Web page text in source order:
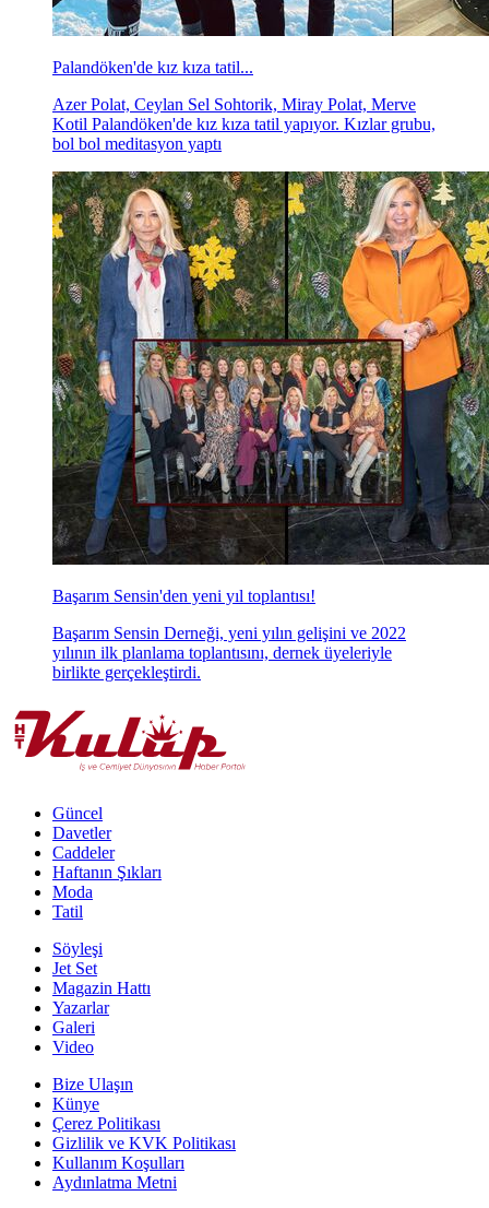
Palandöken'de kız kıza tatil...
Azer Polat, Ceylan Sel Sohtorik, Miray Polat, Merve
Kotil Palandöken'de kız kıza tatil yapıyor. Kızlar grubu,
bol bol meditasyon yaptı
Başarım Sensin'den yeni yıl toplantısı!
Başarım Sensin Derneği, yeni yılın gelişini ve 2022
yılının ilk planlama toplantısını, dernek üyeleriyle
birlikte gerçekleştirdi.
Güncel
Davetler
Caddeler
Haftanın Şıkları
Moda
Tatil
Söyleşi
Jet Set
Magazin Hattı
Yazarlar
Galeri
Video
Bize Ulaşın
Künye
Çerez Politikası
Gizlilik ve KVK Politikası
Kullanım Koşulları
Aydınlatma Metni